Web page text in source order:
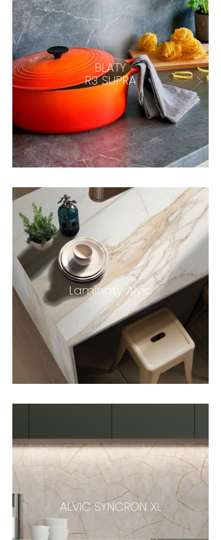
BLATY
R3 SUPRA
Laminaty Alvic
ALVIC SYNCRON XL